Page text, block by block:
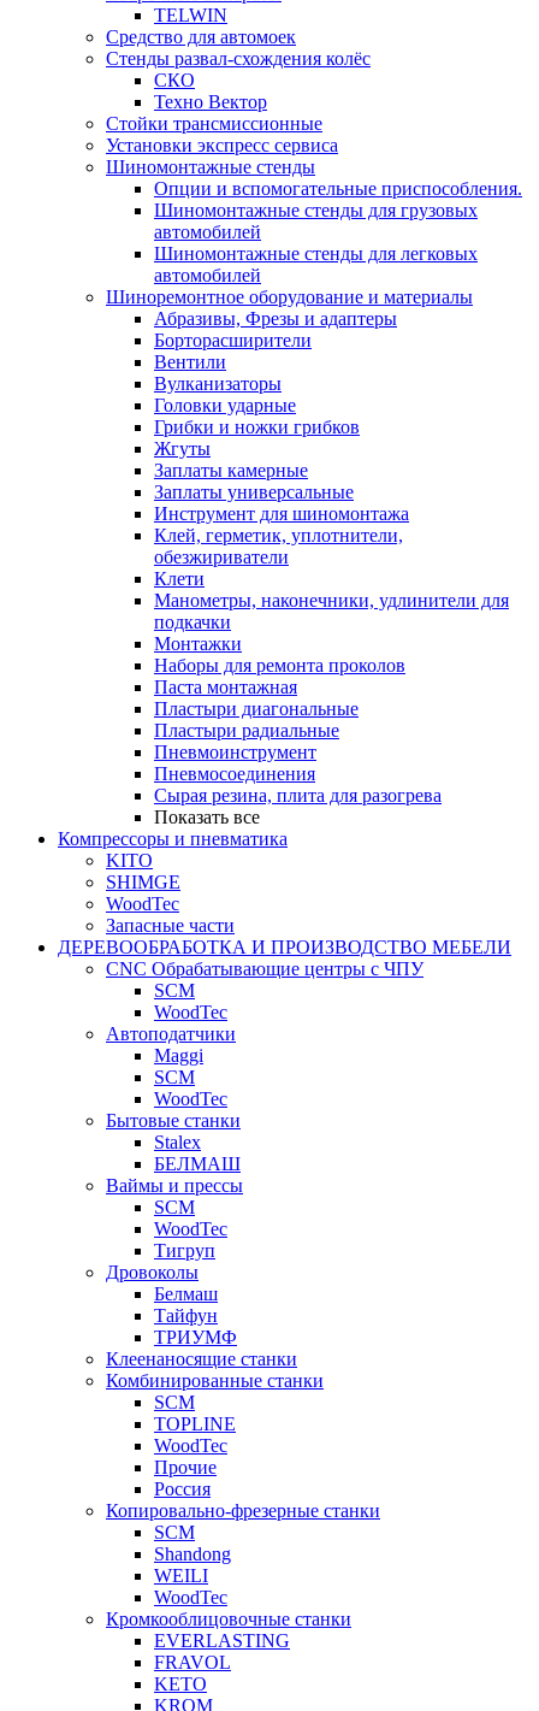
TELWIN
Средство для автомоек
Стенды развал-схождения колёс
СКО
Техно Вектор
Стойки трансмиссионные
Установки экспресс сервиса
Шиномонтажные стенды
Опции и вспомогательные приспособления.
Шиномонтажные стенды для грузовых
автомобилей
Шиномонтажные стенды для легковых
автомобилей
Шиноремонтное оборудование и материалы
Абразивы, Фрезы и адаптеры
Борторасширители
Вентили
Вулканизаторы
Головки ударные
Грибки и ножки грибков
Жгуты
Заплаты камерные
Заплаты универсальные
Инструмент для шиномонтажа
Клей, герметик, уплотнители,
обезжириватели
Клети
Манометры, наконечники, удлинители для
подкачки
Монтажки
Наборы для ремонта проколов
Паста монтажная
Пластыри диагональные
Пластыри радиальные
Пневмоинструмент
Пневмосоединения
Сырая резина, плита для разогрева
Показать все
Компрессоры и пневматика
KITO
SHIMGE
WoodTec
Запасные части
ДЕРЕВООБРАБОТКА И ПРОИЗВОДСТВО МЕБЕЛИ
CNC Обрабатывающие центры с ЧПУ
SCM
WoodTec
Автоподатчики
Maggi
SCM
WoodTec
Бытовые станки
Stalex
БЕЛМАШ
Ваймы и прессы
SCM
WoodTec
Тигруп
Дровоколы
Белмаш
Тайфун
ТРИУМФ
Клеенаносящие станки
Комбинированные станки
SCM
TOPLINE
WoodTec
Прочие
Россия
Копировально-фрезерные станки
SCM
Shandong
WEILI
WoodTec
Кромкооблицовочные станки
EVERLASTING
FRAVOL
KETO
KROM